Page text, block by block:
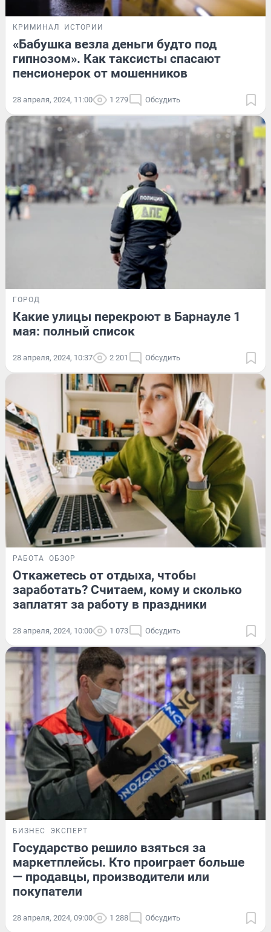
КРИМИНАЛ ИСТОРИИ
«Бабушка везла деньги будто под
гипнозом». Как таксисты спасают
пенсионерок от мошенников
28 апреля, 2024, 11:00 1 279 Обсудить
ГОРОД
Какие улицы перекроют в Барнауле 1
мая: полный список
28 апреля, 2024, 10:37 2 201 Обсудить
РАБОТА ОБЗОР
Откажетесь от отдыха, чтобы
заработать? Считаем, кому и сколько
заплатят за работу в праздники
28 апреля, 2024, 10:00 1 073 Обсудить
БИЗНЕС ЭКСПЕРТ
Государство решило взяться за
маркетплейсы. Кто проиграет больше
— продавцы, производители или
покупатели
28 апреля, 2024, 09:00 1 288 Обсудить